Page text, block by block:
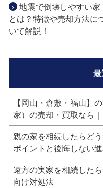
› 地震で倒壊しやすい家
とは？特徴や売却方法に
いて解説！
【岡山・倉敷・福山】
家）の売却・買取なら
親の家を相続したらど
ポイントと後悔しない
遠方の実家を相続した
向け対処法